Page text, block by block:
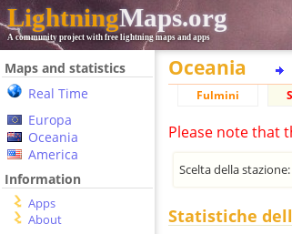
LightningMaps.org
A community project with free lightning maps and apps
Maps and statistics
Real Time
Europa
Oceania
America
Information
Apps
About
Oceania
Fulmini
Please note that
Scelta della stazione:
Statistiche